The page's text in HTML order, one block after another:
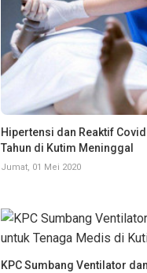
Hipertensi dan Reaktif
Tahun di Kutim Meninggal
Jumat, 01 Mei 2020
KPC Sumbang Ventilator